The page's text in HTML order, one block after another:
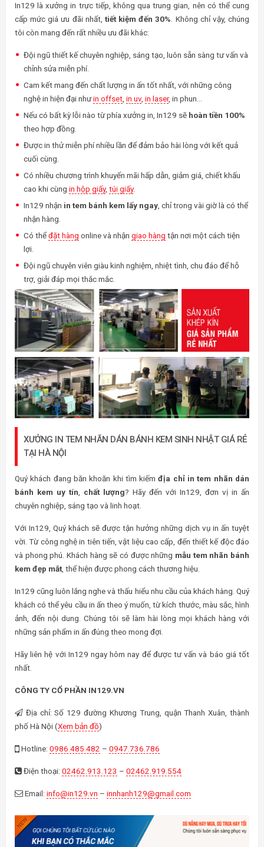
In129 là xưởng in trực tiếp, không qua trung gian, nên có thể cung
cấp mức giá ưu đãi nhất, tiết kiệm đến 30% . Không chỉ vậy, chúng
tôi còn mang đến rất nhiều ưu đãi khác:
Đội ngũ thiết kế chuyên nghiệp, sáng tạo, luôn sẵn sàng tư vấn và
chỉnh sửa miễn phí.
Cam kết mang đến chất lượng in ấn tốt nhất, với những công
nghệ in hiện đại nhưin offset in uv, in laser, in phun…
Nếu có bất kỳ lỗi nào từ phía xưởng in, In129 sẽ hoàn tiền 100%
theo hợp đồng.
Được in thử miễn phí nhiều lần để đảm bảo hài lòng với kết quả
cuối cùng.
Có nhiều chương trình khuyến mãi hấp dẫn, giảm giá, chiết khấu
cao khi cùng in hộp giấy, túi giấy.
In129 nhận in tem bánh kem lấy ngay , chỉ trong vài giờ là có thể
nhận hàng.
Có thểđặt hàng online và nhận giao hàng tận nơi một cách tiện
lợi.
Đội ngũ chuyên viên giàu kinh nghiệm, nhiệt tình, chu đáo để hỗ
trợ, giải đáp mọi thắc mắc.
XƯỞNG IN TEM NHÃN DÁN BÁNH KEM SINH NHẬT GIÁ RẺ
TẠI HÀ NỘI
Quý khách đang băn khoăn khi tìm kiếmđịa chỉ in tem nhãn dán
bánh kem uy tín, chất lượng? Hãy đến với In129, đơn vị in ấn
chuyên nghiệp, sáng tạo và linh hoạt.
Với In129, Quý khách sẽ được tận hưởng những dịch vụ in ấn tuyệt
vời. Từ công nghệ in tiên tiến, vật liệu cao cấp, đến thiết kế độc đáo
và phong phú. Khách hàng sẽ có được những mẫu tem nhãn bánh
kem đẹp mắt, thể hiện được phong cách thương hiệu.
In129 cũng luôn lắng nghe và thấu hiểu nhu cầu của khách hàng. Quý
khách có thể yêu cầu in ấn theo ý muốn, từ kích thước, màu sắc, hình
ảnh, đến nội dung. Chúng tôi sẽ làm hài lòng mọi khách hàng với
những sản phẩm in ấn đúng theo mong đợi.
Hãy liên hệ với In129 ngay hôm nay để được tư vấn và báo giá tốt
nhất.
CÔNG TY CỔ PHẦN IN129.VN
Địa chỉ: Số 129 đường Khương Trung, quận Thanh Xuân, thành
phố Hà Nội (Xem bản đồ)
Hotline: 0986.485.482 – 0947.736.786
Điện thoại: 02462.913.123 – 02462.919.554
Email: info@in129.vn – innhanh129@gmail.com